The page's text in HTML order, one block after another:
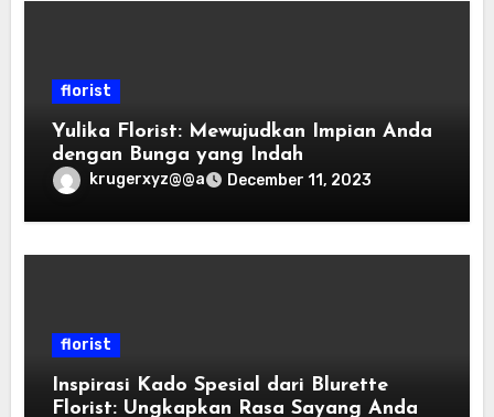
florist
Yulika Florist: Mewujudkan Impian Anda
dengan Bunga yang Indah
krugerxyz@@a December 11, 2023
florist
Inspirasi Kado Spesial dari Blurette
Florist: Ungkapkan Rasa Sayang Anda